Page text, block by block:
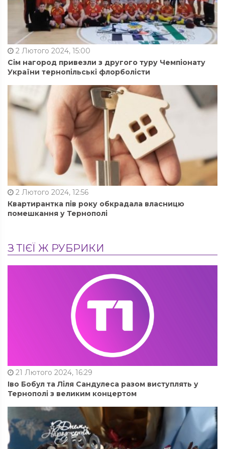
2 Лютого 2024, 15:00
Сім нагород привезли з другого туру Чемпіонату
України тернопільські флорболісти
2 Лютого 2024, 12:56
Квартирантка пів року обкрадала власницю
помешкання у Тернополі
З ТІЄЇ Ж РУБРИКИ
21 Лютого 2024, 16:29
Іво Бобул та Ліля Сандулеса разом виступлять у
Тернополі з великим концертом